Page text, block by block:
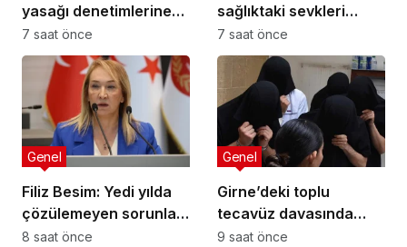
yasağı denetimlerine
sahada katıldı
7 saat önce
sağlıktaki sevkleri
eleştirdi: Harcamalar
kamuoyuyla
paylaşılmalı!
7 saat önce
Filiz Besim: Yedi yılda
çözülemeyen sorunlar
seçim öncesinde
Genel
8 saat önce
Girne’deki toplu
tecavüz davasında
karar: 5 sanığa toplam
Genel
9 saat önce